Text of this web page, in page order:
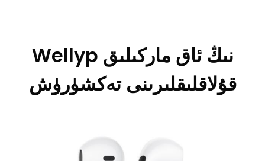
Wellyp نىڭ ئاق ماركىلىق
قۇلاقلىقلىرىنى تەكشۈرۈش